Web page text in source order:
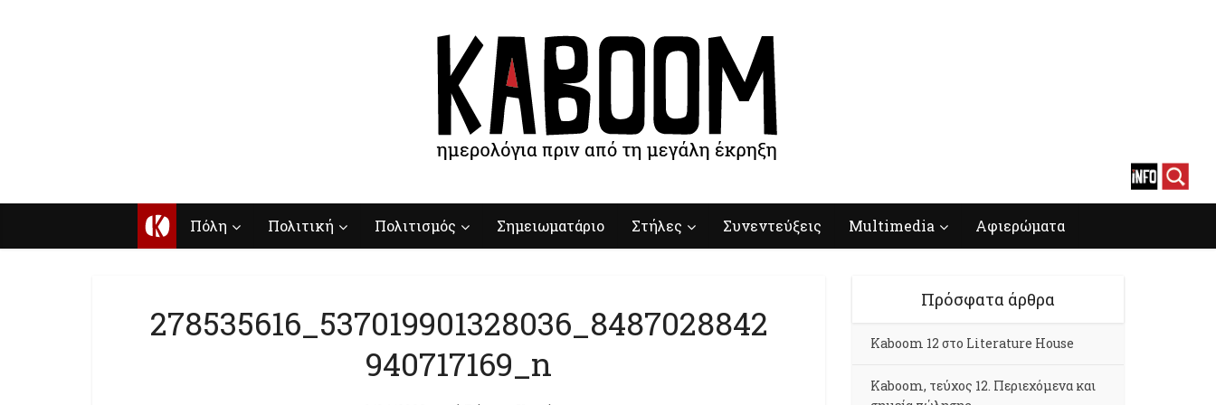
Κ Πόλη Πολιτική Πολιτισμός Σημειωματάριο Στήλες Συνεντεύξεις Multimedia Αφιερώματα
278535616_537019901328036_8487028842
940717169_n
Πρόσφατα άρθρα
Kaboom 12 στο Literature House
Kaboom, τεύχος 12. Περιεχόμενα και